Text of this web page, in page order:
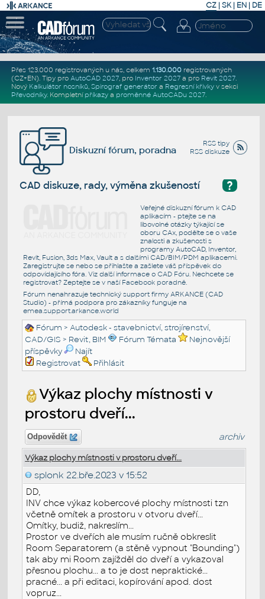
CZ | SK| EN | DE
Přes 123.000 registrovaných u nás, celkem 1.130.000registrovaných
(CZ+EN). Tipy pro AutoCAD 2027, pro Inventor 2027a pro Revit 2027.
Nový Kalkulátor nosníků, Spirograf generátor a Regresní křivkyv sekci
Převodníky. Kompletní příkazya proměnné AutoCADu 2027.
RSS tipy
RSS diskuze
Diskuzní fórum, poradna
?
CAD diskuze, rady, výměna zkušeností
Veřejné diskuzní fórum k CAD
aplikacím - ptejte se na
libovolné otázky týkající se
oboru CAx, podělte se o vaše
znalosti a zkušenosti s
programy AutoCAD, Inventor,
Revit, Fusion, 3ds Max, Vault a s dalšími CAD/BIM/PDM aplikacemi.
Zaregistrujte se nebo se přihlašte a zašlete váš příspěvek do
odpovídajícího fóra. Viz další informace o CAD Fóru. Nechcete se
registrovat? Zeptejte se v naší Facebook poradně.
Fórum nenahrazuje technický support firmy ARKANCE (CAD
Studio) - přímá podpora pro zákazníky funguje na
emea.support.arkance.world
Fórum >Autodesk - stavebnictví, strojírenství,
CAD/GIS > Revit, BIM Fórum Témata
Nejnovější
příspěvky
Najít
Registrovat
Přihlásit
Výkaz plochy místnosti v
prostoru dveří...
Odpovědět archiv
Výkaz plochy místnosti v prostoru dveří...
splonk 22.bře.2023 v 15:52
DD,
INV chce výkaz kobercové plochy místnosti tzn
včetně omítek a prostoru v otvoru dveří...
Omítky, budiž, nakreslím...
Prostor ve dveřích ale musím ručně obkreslit
Room Separatorem (a stěně vypnout "Bounding")
tak aby mi Room zajížděl do dveří a vykazoval
přesnou plochu... a to je dost nepraktické...
pracné... a při editaci, kopírování apod. dost
vopruz...